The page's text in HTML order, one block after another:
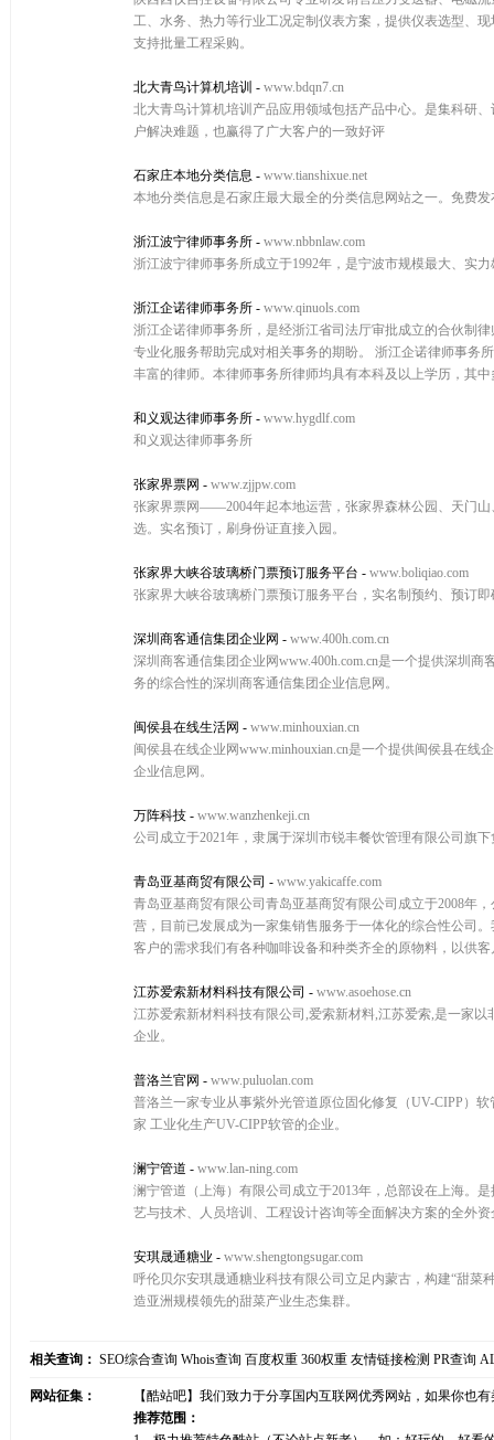
工、水务、热力等行业工况定制仪表方案，提供仪表选型、
支持批量工程采购。
北大青鸟计算机培训 - www.bdqn7.cn
北大青鸟计算机培训产品应用领域包括产品中心。是集科研
户解决难题，也赢得了广大客户的一致好评
石家庄本地分类信息 - www.tianshixue.net
本地分类信息是石家庄最大最全的分类信息网站之一。免费
浙江波宁律师事务所 - www.nbbnlaw.com
浙江波宁律师事务所成立于1992年，是宁波市规模最大、实
浙江企诺律师事务所 - www.qinuols.com
浙江企诺律师事务所，是经浙江省司法厅审批成立的合伙制
专业化服务帮助完成对相关事务的期盼。 浙江企诺律师事务
丰富的律师。本律师事务所律师均具有本科及以上学历，其
和义观达律师事务所 - www.hygdlf.com
和义观达律师事务所
张家界票网 - www.zjjpw.com
张家界票网——2004年起本地运营，张家界森林公园、天门
选。实名预订，刷身份证直接入园。
张家界大峡谷玻璃桥门票预订服务平台 - www.boliqiao.com
张家界大峡谷玻璃桥门票预订服务平台，实名制预约、预订
深圳商客通信集团企业网 - www.400h.com.cn
深圳商客通信集团企业网www.400h.com.cn是一个提供深圳
务的综合性的深圳商客通信集团企业信息网。
闽侯县在线生活网 - www.minhouxian.cn
闽侯县在线企业网www.minhouxian.cn是一个提供闽侯县在
企业信息网。
万阵科技 - www.wanzhenkeji.cn
公司成立于2021年，隶属于深圳市锐丰餐饮管理有限公司旗
青岛亚基商贸有限公司 - www.yakicaffe.com
青岛亚基商贸有限公司青岛亚基商贸有限公司成立于2008年
营，目前已发展成为一家集销售服务于一体化的综合性公司
客户的需求我们有各种咖啡设备和种类齐全的原物料，以供
江苏爱索新材料科技有限公司 - www.asoehose.cn
江苏爱索新材料科技有限公司,爱索新材料,江苏爱索,是一家
企业。
普洛兰官网 - www.puluolan.com
普洛兰一家专业从事紫外光管道原位固化修复（UV-CIPP）
家 工业化生产UV-CIPP软管的企业。
澜宁管道 - www.lan-ning.com
澜宁管道（上海）有限公司成立于2013年，总部设在上海。
艺与技术、人员培训、工程设计咨询等全面解决方案的全外资
安琪晟通糖业 - www.shengtongsugar.com
呼伦贝尔安琪晟通糖业科技有限公司立足内蒙古，构建“甜
造亚洲规模领先的甜菜产业生态集群。
相关查询： SEO综合查询 Whois查询 百度权重 360权重 友情链接检测 PR查询
网站征集：
【酷站吧】我们致力于分享国内互联网优秀网站，如果你也
推荐范围：